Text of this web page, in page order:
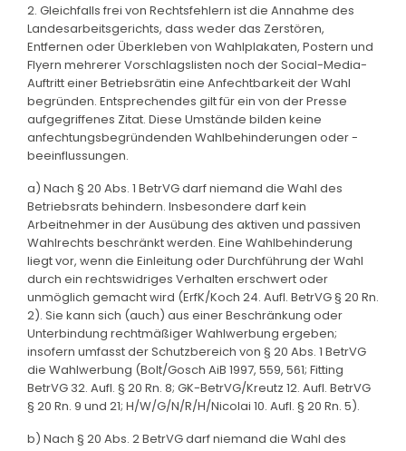
2. Gleichfalls frei von Rechtsfehlern ist die Annahme des
Landesarbeitsgerichts, dass weder das Zerstören,
Entfernen oder Überkleben von Wahlplakaten, Postern und
Flyern mehrerer Vorschlagslisten noch der Social-Media-
Auftritt einer Betriebsrätin eine Anfechtbarkeit der Wahl
begründen. Entsprechendes gilt für ein von der Presse
aufgegriffenes Zitat. Diese Umstände bilden keine
anfechtungsbegründenden Wahlbehinderungen oder -
beeinflussungen.
a) Nach § 20 Abs. 1 BetrVG darf niemand die Wahl des
Betriebsrats behindern. Insbesondere darf kein
Arbeitnehmer in der Ausübung des aktiven und passiven
Wahlrechts beschränkt werden. Eine Wahlbehinderung
liegt vor, wenn die Einleitung oder Durchführung der Wahl
durch ein rechtswidriges Verhalten erschwert oder
unmöglich gemacht wird (ErfK/Koch 24. Aufl. BetrVG § 20 Rn.
2). Sie kann sich (auch) aus einer Beschränkung oder
Unterbindung rechtmäßiger Wahlwerbung ergeben;
insofern umfasst der Schutzbereich von § 20 Abs. 1 BetrVG
die Wahlwerbung (Bolt/Gosch AiB 1997, 559, 561; Fitting
BetrVG 32. Aufl. § 20 Rn. 8; GK-BetrVG/Kreutz 12. Aufl. BetrVG
§ 20 Rn. 9 und 21; H/W/G/N/R/H/Nicolai 10. Aufl. § 20 Rn. 5).
b) Nach § 20 Abs. 2 BetrVG darf niemand die Wahl des